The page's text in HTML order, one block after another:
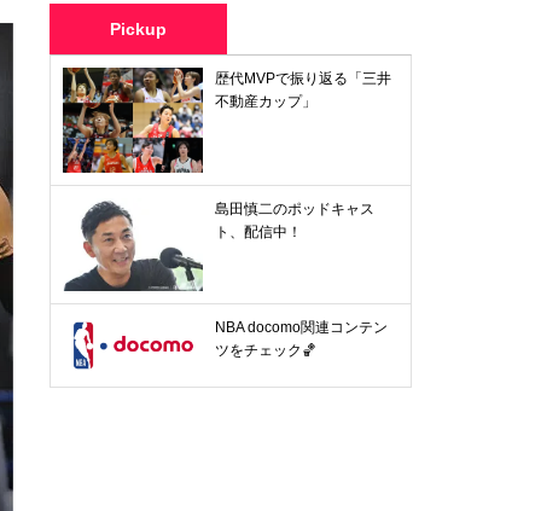
Pickup
歴代MVPで振り返る「三井
不動産カップ」
島田慎二のポッドキャス
ト、配信中！
NBA docomo関連コンテン
ツをチェック🏀